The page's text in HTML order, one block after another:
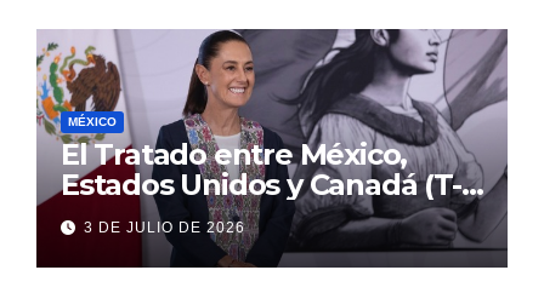
MÉXICO
El Tratado entre México,
Estados Unidos y Canadá (T-
MEC) se mantiene hasta el
2036: Presidenta Claudia
Sheinbaum
3 DE JULIO DE 2026